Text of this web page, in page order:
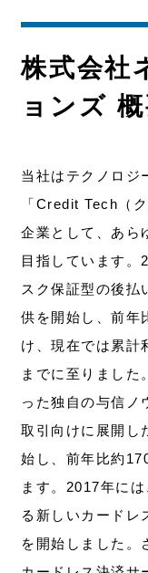
株式会社
ョンズ
当社はテクノロジ
「Credit Tech（
企業として、あら
目指しています。
スク保証型の後払
供を開始し、前年
け、現在では累計
までに至りました
った独自の与信ノ
取引向けに展開し
始し、前年比約
ます。2017年に
る新しいカードレ
を開始しました。